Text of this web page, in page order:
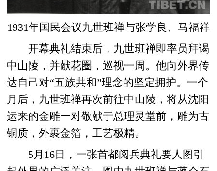
1931年国民会议九世班禅与张学良、马福祥
开幕典礼结束后，九世班禅即率员拜谒
中山陵，并献花圈，巡视一周。他向外界传
达自己对“五族共和”理念的坚定拥护。一个
月后，九世班禅再次前往中山陵，将从沈阳
运来的金雕一对敬献于总理灵堂前，雕为古
铜质，外裹金箔，工艺极精。
5月16日，一张首都阅兵典礼要人图引